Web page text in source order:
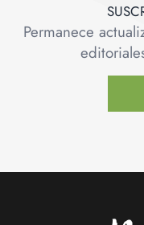
Permanece